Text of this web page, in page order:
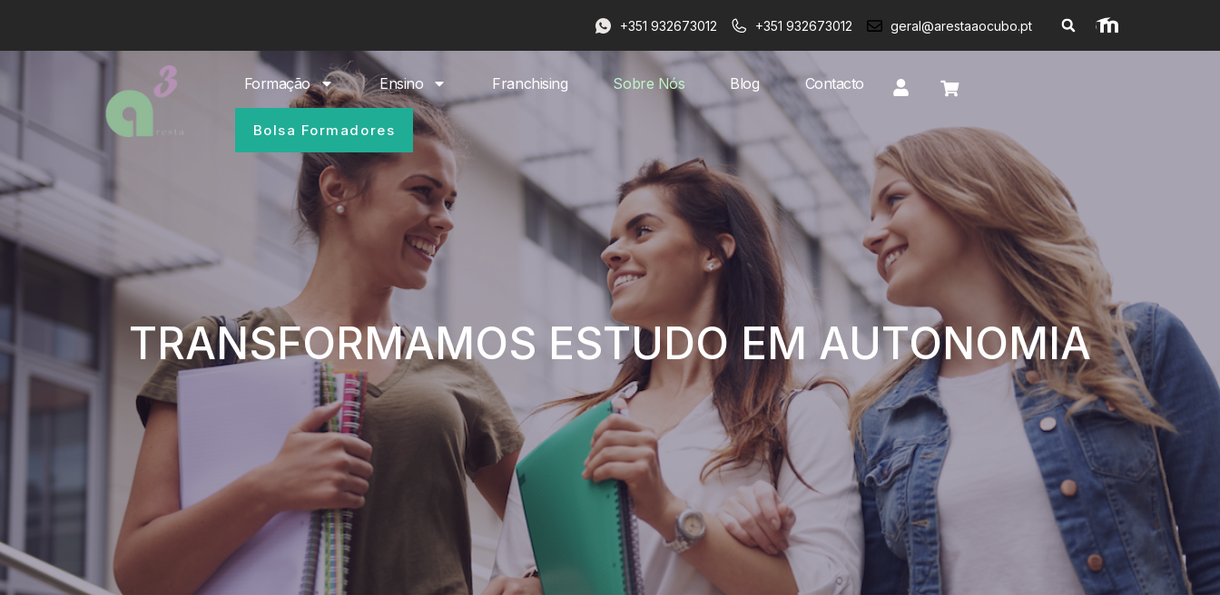
+351 932673012 +351 932673012 geral@arestaaocubo.pt
Formação Ensino Franchising Sobre Nós Blog Contacto
Bolsa Formadores
TRANSFORMAMOS ESTUDO EM AUTONOMIA